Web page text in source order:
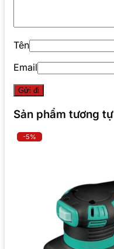
Tên
Email
Sản phẩm tương tự
-5%